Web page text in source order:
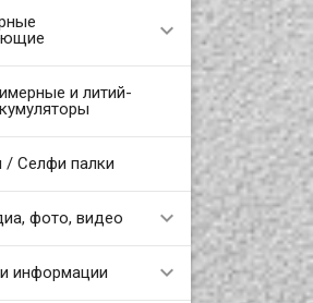
и литий-
Селфи палки
фото, видео
информации